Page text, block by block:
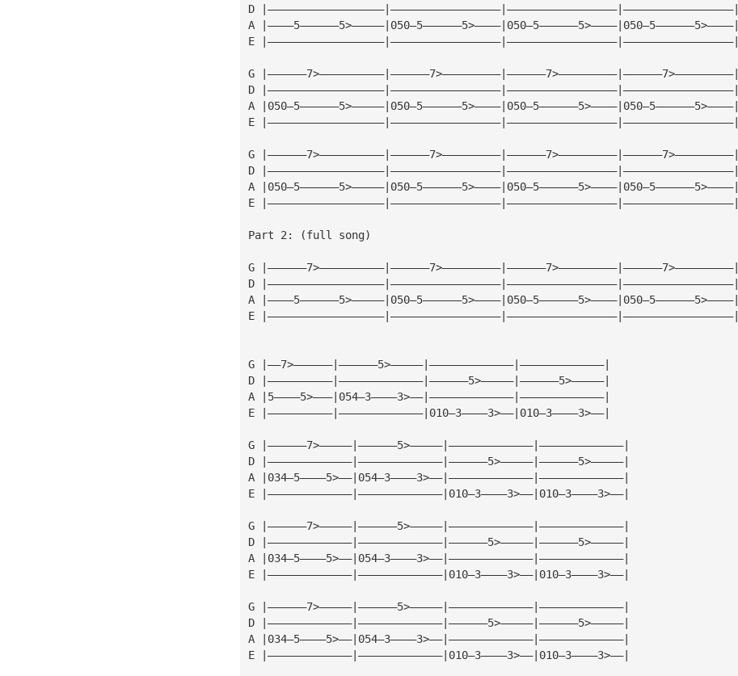
D |——————————————————|—————————————————|—————————————————|—————————————————|
A |————5——————5>—————|050—5——————5>————|050—5——————5>————|050—5——————5>————|
E |——————————————————|—————————————————|—————————————————|—————————————————|
G |——————7>——————————|——————7>—————————|——————7>—————————|——————7>—————————|
D |——————————————————|—————————————————|—————————————————|—————————————————|
A |050—5——————5>—————|050—5——————5>————|050—5——————5>————|050—5——————5>————|
E |——————————————————|—————————————————|—————————————————|—————————————————|
G |——————7>——————————|——————7>—————————|——————7>—————————|——————7>—————————|
D |——————————————————|—————————————————|—————————————————|—————————————————|
A |050—5——————5>—————|050—5——————5>————|050—5——————5>————|050—5——————5>————|
E |——————————————————|—————————————————|—————————————————|—————————————————|
Part 2: (full song)
G |——————7>——————————|——————7>—————————|——————7>—————————|——————7>—————————|
D |——————————————————|—————————————————|—————————————————|—————————————————|
A |————5——————5>—————|050—5——————5>————|050—5——————5>————|050—5——————5>————|
E |——————————————————|—————————————————|—————————————————|—————————————————|
G |——7>——————|——————5>—————|—————————————|—————————————|
D |——————————|—————————————|——————5>—————|——————5>—————|
A |5————5>———|054—3————3>——|—————————————|—————————————|
E |——————————|—————————————|010—3————3>——|010—3————3>——|
G |——————7>—————|——————5>—————|—————————————|—————————————|
D |—————————————|—————————————|——————5>—————|——————5>—————|
A |034—5————5>——|054—3————3>——|—————————————|—————————————|
E |—————————————|—————————————|010—3————3>——|010—3————3>——|
G |——————7>—————|——————5>—————|—————————————|—————————————|
D |—————————————|—————————————|——————5>—————|——————5>—————|
A |034—5————5>——|054—3————3>——|—————————————|—————————————|
E |—————————————|—————————————|010—3————3>——|010—3————3>——|
G |——————7>—————|——————5>—————|—————————————|—————————————|
D |—————————————|—————————————|——————5>—————|——————5>—————|
A |034—5————5>——|054—3————3>——|—————————————|—————————————|
E |—————————————|—————————————|010—3————3>——|010—3————3>——|